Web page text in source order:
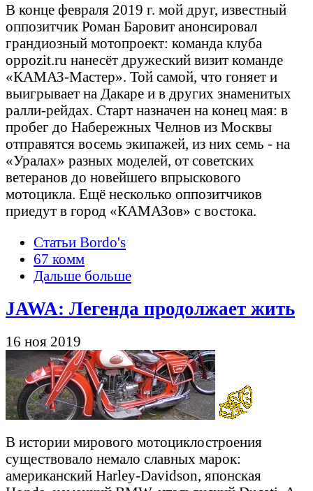
В конце февраля 2019 г. мой друг, известный
оппозитчик Роман Баровит анонсировал
грандиозный мотопроект: команда клуба
oppozit.ru нанесёт дружеский визит команде
«КАМАЗ-Мастер». Той самой, что гоняет и
выигрывает на Дакаре и в других знаменитых
ралли-рейдах. Старт назначен на конец мая: в
пробег до Набережных Челнов из Москвы
отправятся восемь экипажей, из них семь - на
«Уралах» разных моделей, от советских
ветеранов до новейшего впрыскового
мотоцикла. Ещё несколько оппозитчиков
приедут в город «КАМАЗов» с востока.
Статьи Bordo's
67 комм
Дальше больше
JAWA: Легенда продолжает жить
16 ноя 2019
В истории мирового мотоциклостроения
существовало немало славных марок:
американский Harley-Davidson, японская